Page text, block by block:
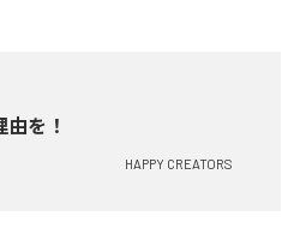
を！
HAPPY CREATORS